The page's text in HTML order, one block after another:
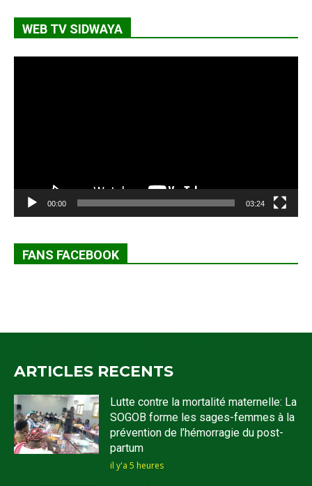
WEB TV SIDWAYA
00:00 03:24
FANS FACEBOOK
ARTICLES RECENTS
Lutte contre la mortalité maternelle: La
SOGOB forme les sages-femmes à la
prévention de l’hémorragie du post-
partum
il y'a 5 heures